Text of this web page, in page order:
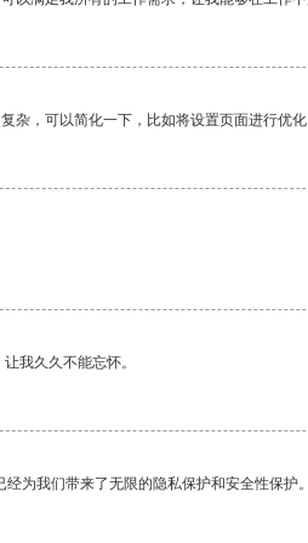
杂，可以简化一下，比如将设置页面进行优
我久久不能忘怀。
经为我们带来了无限的隐私保护和安全性保护